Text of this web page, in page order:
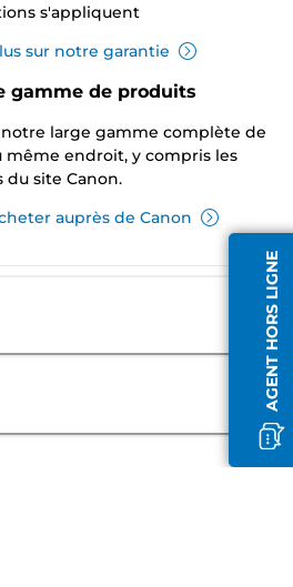
AGENT HORS LIGNE
s'appliquent
sur notre garantie
gamme de produits
notre large gamme complète de
même endroit, y compris les
du site Canon.
auprès de Canon